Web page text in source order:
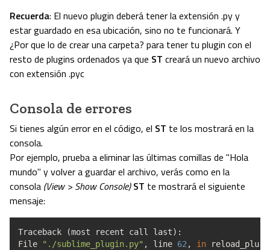
Recuerda: El nuevo plugin deberá tener la extensión .py y
estar guardado en esa ubicación, sino no te funcionará. Y
¿Por que lo de crear una carpeta? para tener tu plugin con el
resto de plugins ordenados ya que ST creará un nuevo archivo
con extensión .pyc
Consola de errores
Si tienes algún error en el código, el ST te los mostrará en la
consola.
Por ejemplo, prueba a eliminar las últimas comillas de "Hola
mundo" y volver a guardar el archivo, verás como en la
consola (View > Show Console) ST te mostrará el siguiente
mensaje:
Traceback (most recent call last) :
File
"./sublime_plugin.py" , line 62 , in